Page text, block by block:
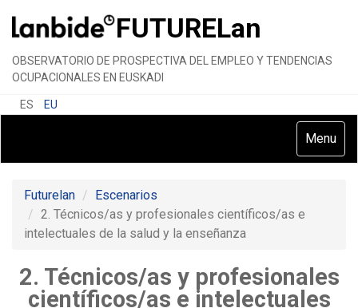
FUTURELan
OBSERVATORIO DE PROSPECTIVA DEL EMPLEO Y TENDENCIAS
OCUPACIONALES EN EUSKADI
ES EU
Toggle
Menu
Futurelan
Escenarios
2. Técnicos/as y profesionales científicos/as e
intelectuales de la salud y la enseñanza
2. Técnicos/as y profesionales
científicos/as e intelectuales